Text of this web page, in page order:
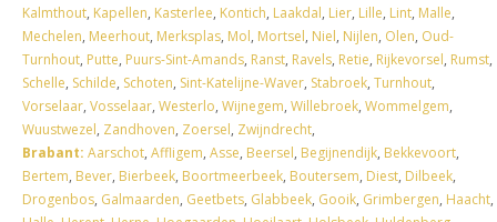
Kalmthout, Kapellen, Kasterlee, Kontich, Laakdal, Lier, Lille, Lint, Malle,
Mechelen, Meerhout, Merksplas, Mol, Mortsel, Niel, Nijlen, Olen, Oud-
Turnhout, Putte, Puurs-Sint-Amands, Ranst, Ravels, Retie, Rijkevorsel, Rumst,
Schelle, Schilde, Schoten, Sint-Katelijne-Waver, Stabroek, Turnhout,
Vorselaar, Vosselaar, Westerlo, Wijnegem, Willebroek, Wommelgem,
Wuustwezel, Zandhoven, Zoersel, Zwijndrecht,
Brabant: Aarschot, Affligem, Asse, Beersel, Begijnendijk, Bekkevoort,
Bertem, Bever, Bierbeek, Boortmeerbeek, Boutersem, Diest, Dilbeek,
Drogenbos, Galmaarden, Geetbets, Glabbeek, Gooik, Grimbergen, Haacht,